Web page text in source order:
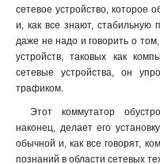
сетевое устройство, которое
и, как все знают, стабильную
даже не надо и говорить о
устройств, таковых как
сетевые устройства, он
трафиком.
Этот коммутатор
наконец, делает его
обычной и, как все говорят,
познаний в области сетевых